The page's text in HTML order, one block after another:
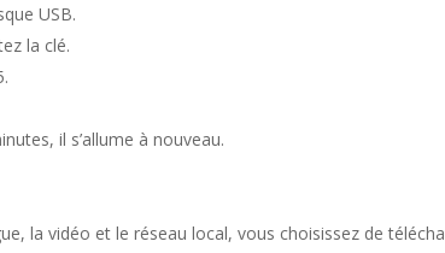
USB.
la clé.
il s’allume à nouveau.
la vidéo et le réseau local, vous choisissez de